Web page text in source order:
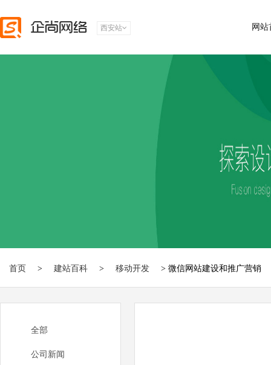
西安站 网站
首页 > 建站百科 > 移动开发 > 微信网站建设和推广营销
全部
公司新闻